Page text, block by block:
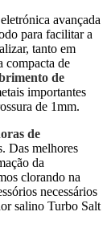
avançada
para facilitar a
tanto em
compacta de
de
importantes
de 1mm.
de
Das melhores
da
clorando na
necessários
salino Turbo Salt